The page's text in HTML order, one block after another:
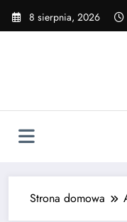
Przejdź
8 sierpnia, 2026
Strona domowa